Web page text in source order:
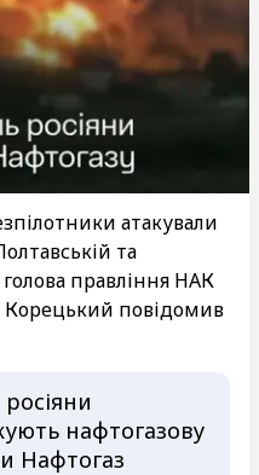
атакували
та
правління НАК
Корецький повідомив
нафтогазову
Нафтогаз